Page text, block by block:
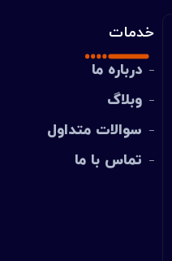
خدمات
درباره ما
وبلاگ
سوالات متداول
تماس با ما